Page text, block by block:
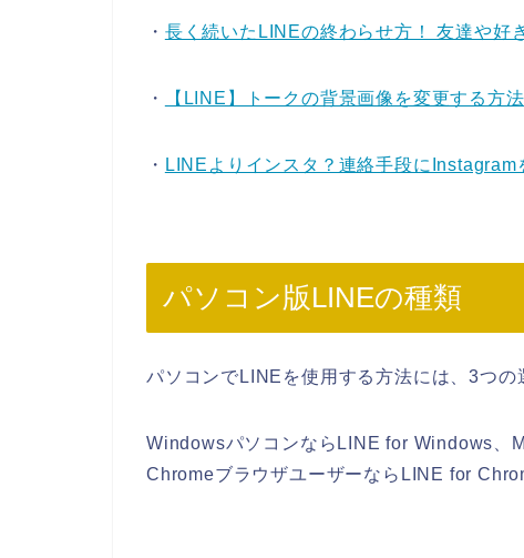
・ 長く続いたLINEの終わらせ方！ 友達や好
・ 【LINE】トークの背景画像を変更する方法
・ LINEよりインスタ？連絡手段にInstagram
パソコン版LINEの種類
パソコンでLINEを使用する方法には、3つの
WindowsパソコンならLINE for Windows、
ChromeブラウザユーザーならLINE for